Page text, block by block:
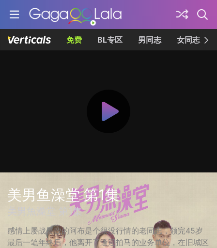
免费 BL专区 男同志 女同志
美男鱼澡堂 第1集
美男魚澡堂 第1集
感情上屡战屡败的阿布是个很没行情的老同志，领完45岁
最后一笔年终后，他离开了逢迎拍马的业务单位，在旧城区